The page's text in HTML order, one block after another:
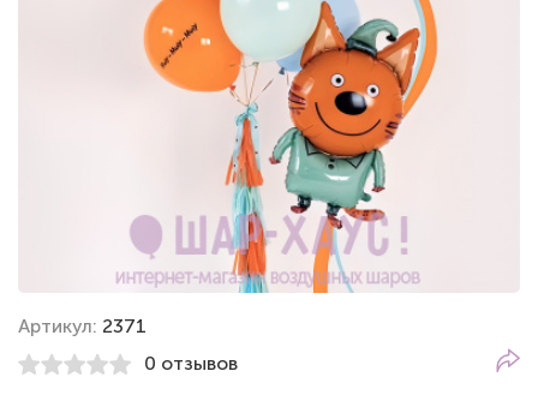
Артикул: 2371
0 отзывов